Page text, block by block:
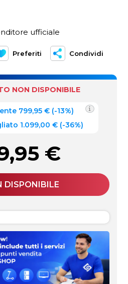
ufficiale
Preferiti Condividi
NON DISPONIBILE
799,95 € (-13%)
1.099,00 € (-36%)
€
DISPONIBILE